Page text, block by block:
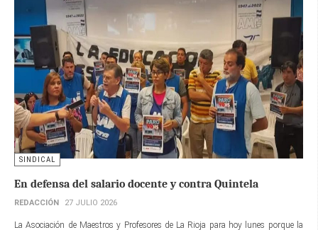
SINDICAL
En defensa del salario docente y contra Quintela
REDACCIÓN 27 JULIO 2026
La Asociación de Maestros y Profesores de La Rioja para hoy lunes porque la